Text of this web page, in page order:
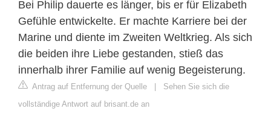
Bei Philip dauerte es länger, bis er für Elizabeth
Gefühle entwickelte. Er machte Karriere bei der
Marine und diente im Zweiten Weltkrieg. Als sich
die beiden ihre Liebe gestanden, stieß das
innerhalb ihrer Familie auf wenig Begeisterung.
Antrag auf Entfernung der Quelle | Sehen Sie sich die
vollständige Antwort auf brisant.de an